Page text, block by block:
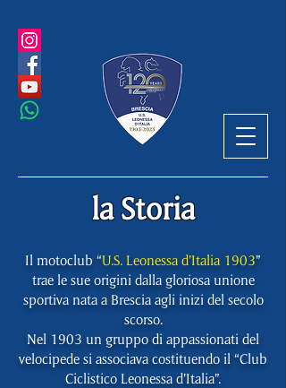
la Storia
Il motoclub “U.S. Leonessa d’Italia 1903”
trae le sue origini dalla gloriosa unione
sportiva nata a Brescia agli inizi del secolo
scorso.
Nel 1903 un gruppo di appassionati del
velocipede si associava costituendo il “Club
Ciclistico Leonessa d’Italia”.